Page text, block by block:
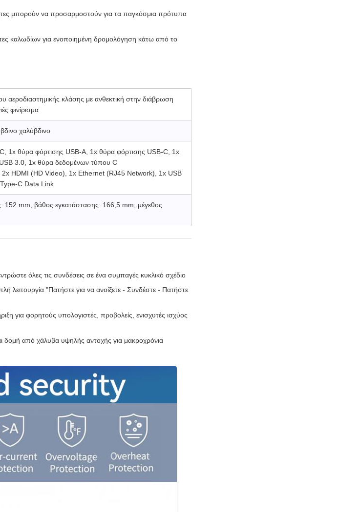
μπορούν να προσαρμοστούν για τα παγκόσμια πρότυπα
καλωδίων για ενοποιημένη δρομολόγηση κάτω από το
αεροδιαστημικής κλάσης με ανθεκτική στην διάβρωση
φινίρισμα
χαλύβδινο
1x θύρα φόρτισης USB-A, 1x θύρα φόρτισης USB-C, 1x
3.0, 1x θύρα δεδομένων τύπου C
HDMI (HD Video), 1x Ethernet (RJ45 Network), 1x USB
C Data Link
152 mm, βάθος εγκατάστασης: 166,5 mm, μέγεθος
όλες τις συνδέσεις σε ένα συμπαγές κυκλικό σχέδιο
λειτουργία "Πατήστε για να ανοίξετε - Συνδέστε - Πατήστε
για φορητούς υπολογιστές, προβολείς, ενισχυτές ισχύος
δομή από χάλυβα υψηλής αντοχής για μακροχρόνια